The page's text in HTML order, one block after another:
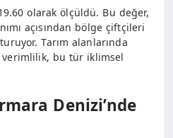
olarak ölçüldü. Bu değer,
açısından bölge çiftçileri
Tarım alanlarında
bu tür iklimsel
Denizi’nde